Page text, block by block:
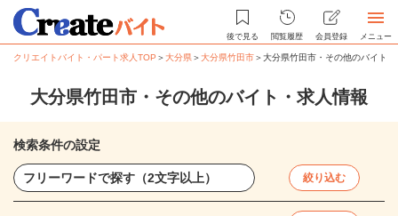
後で見る 閲覧履歴 会員登録 メニュー
クリエイトバイト・パート求人TOP ＞大分県＞大分県竹田市＞大分県竹田市・その他のバイト
大分県竹田市・その他のバイト・求人情報
検索条件の設定
絞り込む